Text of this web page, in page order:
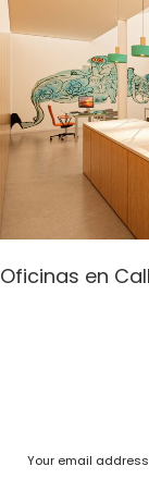
Oficinas en
Your email